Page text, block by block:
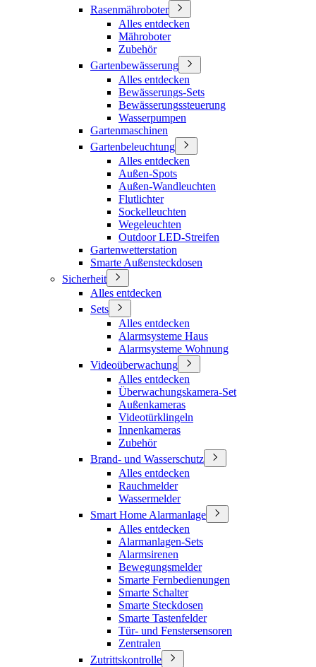
Rasenmähroboter
Alles entdecken
Mähroboter
Zubehör
Gartenbewässerung
Alles entdecken
Bewässerungs-Sets
Bewässerungssteuerung
Wasserpumpen
Gartenmaschinen
Gartenbeleuchtung
Alles entdecken
Außen-Spots
Außen-Wandleuchten
Flutlichter
Sockelleuchten
Wegeleuchten
Outdoor LED-Streifen
Gartenwetterstation
Smarte Außensteckdosen
Sicherheit
Alles entdecken
Sets
Alles entdecken
Alarmsysteme Haus
Alarmsysteme Wohnung
Videoüberwachung
Alles entdecken
Überwachungskamera-Set
Außenkameras
Videotürklingeln
Innenkameras
Zubehör
Brand- und Wasserschutz
Alles entdecken
Rauchmelder
Wassermelder
Smart Home Alarmanlage
Alles entdecken
Alarmanlagen-Sets
Alarmsirenen
Bewegungsmelder
Smarte Fernbedienungen
Smarte Schalter
Smarte Steckdosen
Smarte Tastenfelder
Tür- und Fenstersensoren
Zentralen
Zutrittskontrolle